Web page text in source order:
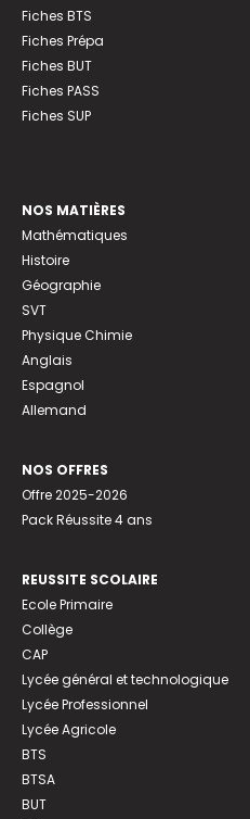
Fiches BTS
Fiches Prépa
Fiches BUT
Fiches PASS
Fiches SUP
NOS MATIÈRES
Mathématiques
Histoire
Géographie
SVT
Physique Chimie
Anglais
Espagnol
Allemand
NOS OFFRES
Offre 2025-2026
Pack Réussite 4 ans
REUSSITE SCOLAIRE
Ecole Primaire
Collège
CAP
Lycée général et technologique
Lycée Professionnel
Lycée Agricole
BTS
BTSA
BUT